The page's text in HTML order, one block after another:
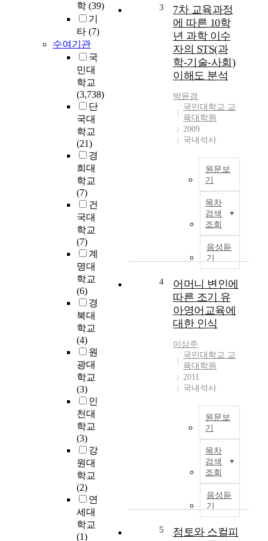
학 (39)
기
타 (7)
수여기관
국
민대
학교
(3,738)
단
국대
학교
(21)
경
희대
학교
(7)
건
국대
학교
(7)
계
명대
학교
(6)
경
북대
학교
(4)
원
광대
학교
(3)
인
천대
학교
(3)
강
원대
학교
(2)
연
세대
학교
(1)
t한
3
7차 교육과정
에 따른 10학
년 과학 이수
자의 STS(과
학-기술-사회)
이해도 분석
박윤경
국민대학교 교
육대학원
2009
국내석사
원문보
기
목차
검색
조회
음성듣
기
4
어머니 변인에
따른 조기 유
아영어교육에
대한 인식
이상주
국민대학교 교
육대학원
2011
국내석사
원문보
기
목차
검색
조회
음성듣
기
5
점토와 스컬피